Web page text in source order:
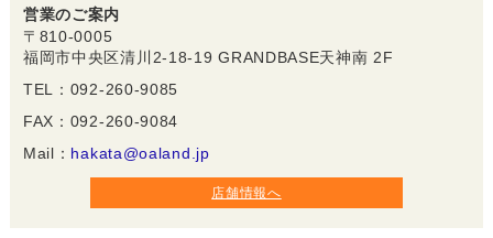
営業のご案内
〒810-0005
福岡市中央区清川2-18-19 GRANDBASE天神南 2F
TEL：092-260-9085
FAX：092-260-9084
Mail： hakata@oaland.jp
店舗情報へ